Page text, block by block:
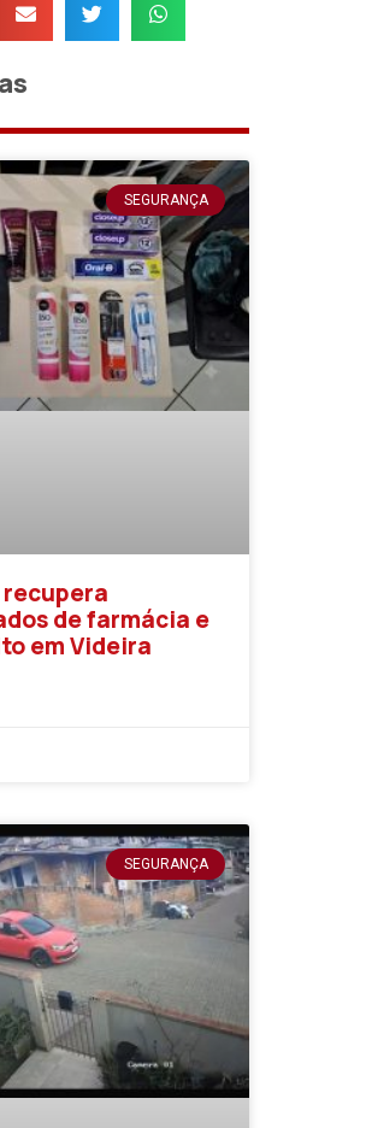
SEGURANÇA
de farmácia e
em Videira
SEGURANÇA